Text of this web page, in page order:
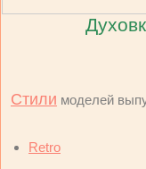
Стили моделей
Retro